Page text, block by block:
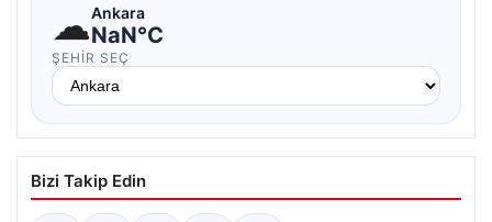
☁Ankara
NaN°C
ŞEHIR SEÇ
Bizi Takip Edin